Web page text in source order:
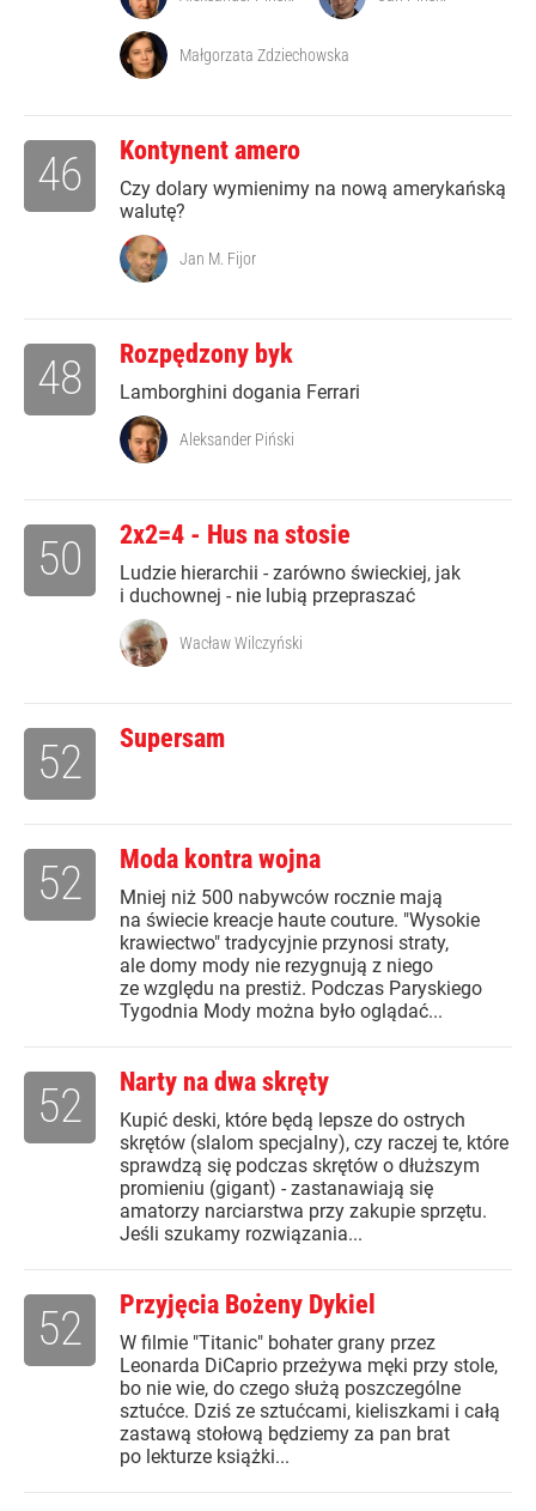
Małgorzata Zdziechowska
Kontynent amero
Czy dolary wymienimy na nową amerykańską
walutę?
46
Jan M. Fijor
Rozpędzony byk
Lamborghini dogania Ferrari
48
Aleksander Piński
2x2=4 - Hus na stosie
Ludzie hierarchii - zarówno świeckiej, jak
i duchownej - nie lubią przepraszać
50
Wacław Wilczyński
Supersam
52
Moda kontra wojna
Mniej niż 500 nabywców rocznie mają
na świecie kreacje haute couture. "Wysokie
krawiectwo" tradycyjnie przynosi straty,
ale domy mody nie rezygnują z niego
ze względu na prestiż. Podczas Paryskiego
Tygodnia Mody można było oglądać...
52
Narty na dwa skręty
Kupić deski, które będą lepsze do ostrych
skrętów (slalom specjalny), czy raczej te, które
sprawdzą się podczas skrętów o dłuższym
promieniu (gigant) - zastanawiają się
amatorzy narciarstwa przy zakupie sprzętu.
Jeśli szukamy rozwiązania...
52
Przyjęcia Bożeny Dykiel
W filmie "Titanic" bohater grany przez
Leonarda DiCaprio przeżywa męki przy stole,
bo nie wie, do czego służą poszczególne
sztućce. Dziś ze sztućcami, kieliszkami i całą
zastawą stołową będziemy za pan brat
po lekturze książki...
52